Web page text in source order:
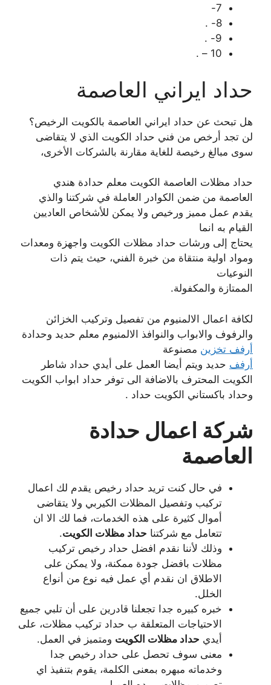
7-
8- .
9- .
10 – .
حداد ايراني العاصمة
هل تبحث عن حداد ايراني العاصمة بالكويت الرخيص؟
لن تجد أرخص من فني حداد الكويت الذي لا يتقاضى
سوى مبالغ رخيصة للغاية مقارنة بالشركات الأخرى،
حداد مظلات العاصمة الكويت معلم حدادة هندي
العاصمة من ضمن الكوادر العاملة في شركتنا والذي
يقدم عمل مميز ورخيص ولا يمكن للأشخاص العاديين
القيام به انما
يحتاج إلى ورشات حداد مظلات الكويت واجهزة ومعدات
ومواد اولية منتقاة من خبرة الفني، حيث يتم ذات
النوعيات
الممتازة والمكفولة.
لكافة اعمال الالمنيوم من تفصيل وتركيب الخزائن
والرفوف والابواب والنوافذ الالمنيوم معلم حديد وحدادة
أرفف تخزين مصنوعة
أرفف حديد ويتم أيضا العمل على أيدي حداد شاطر
الكويت المحترف بالاضافة الى توفر حداد ابواب الكويت
وحداد باكستاني الكويت حداد .
شركة اعمال حدادة
العاصمة
في حال كنت تريد حداد رخيص يقدم لك اعمال
تركيب وتفصيل المظلات الكيربي ولا يتقاضى
أموال كثيرة على هذه الخدمات، فما لك الا ان
تتعامل مع شركتنا حداد مظلات الكويت.
وذلك لأننا نقدم افضل حداد رخيص تركيب
مظلات بافضل جودة ممكنة، ولا يمكن على
الاطلاق ان نقدم أي عمل فيه نوع من أنواع
الخلل.
خبره كبيره جدا تجعلنا قادرين على أن تلبي جميع
الاحتياجات المتعلقة ب حداد تركيب مظلات، على
أيدي حداد مظلات الكويت ومتميز في العمل.
معنى سوف تحصل على حداد رخيص جدا
وخدماته مبهره بمعنى الكلمة، يقوم بتنفيذ اي